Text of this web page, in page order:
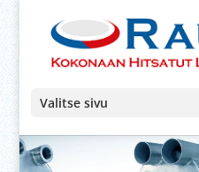
Valitse sivu